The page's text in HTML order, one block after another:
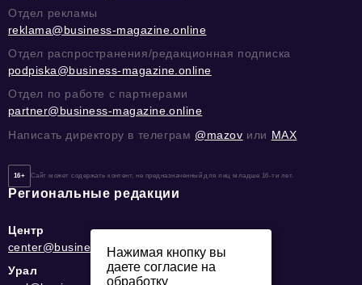
Отдел рекламы
reklama@business-magazine.online
Отдел распространения/редакционная подписка
podpiska@business-magazine.online
Отдел по работе с партнерами
partner@business-magazine.online
Написать директору в телеграм @mazov или MAX
16+ Сайт может содержать контент, не предназначенный для лиц младше 16-ти лет.
Региональные редакции
Центр
center@business-magazine.online
Урал
Нажимая кнопку вы
даете согласие на
обработку